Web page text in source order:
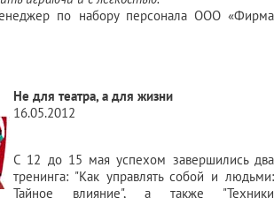
по набору персонала ООО «Фирма
Не для театра, а для жизни
16.05.2012
С 12 до 15 мая успехом завершились два
тренинга: "Как управлять собой и людьми:
Тайное влияние", а также "Техники